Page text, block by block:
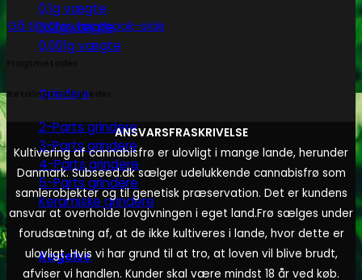
0,1g vægte
0,01g vægte
0,001g vægte
Grindere
2-Parts grindere
3-Parts grindere
4-Parts grindere
5-Parts grindere
Keramiske grindere
Røgelse
Gå til vores facebook-side
Betalingsmuligheder
ANSVARSFRASKRIVELSE
Kultivering af cannabisfrø er ulovligt i mange lande, herunder
Danmark. Subseed.dk sælger udelukkende cannabisfrø som
samlerobjekter og til genetisk præservation. Det er kundens
ansvar at overholde lovgivningen i eget land.Frø sælges under
forudsætning af, at de ikke kultiveres i lande, hvor dette er
ulovligt. Hvis vi har grund til at tro, at loven vil blive brudt,
afviser vi handlen. Kunder skal være mindst 18 år ved køb.